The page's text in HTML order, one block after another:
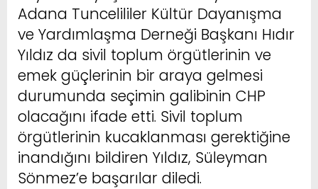
Adana Tuncelililer Kültür Dayanışma
ve Yardımlaşma Derneği Başkanı Hıdır
Yıldız da sivil toplum örgütlerinin ve
emek güçlerinin bir araya gelmesi
durumunda seçimin galibinin CHP
olacağını ifade etti. Sivil toplum
örgütlerinin kucaklanması gerektiğine
inandığını bildiren Yıldız, Süleyman
Sönmez’e başarılar diledi.